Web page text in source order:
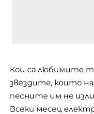
Кои са любимите
звездите, които
песните им не
Всеки месец